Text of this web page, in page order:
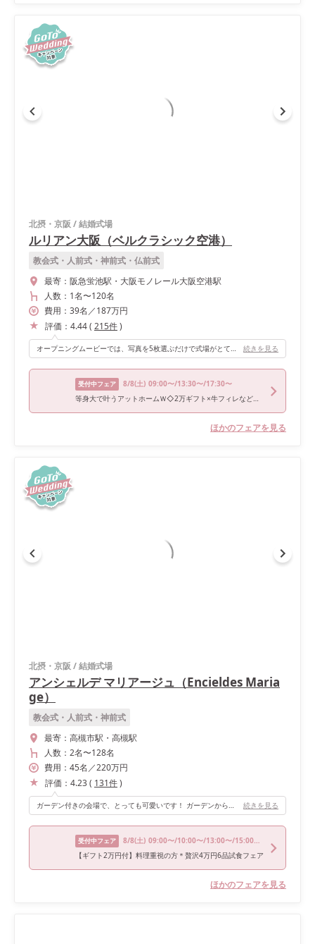
北摂・京阪 /結婚式場
ルリアン大阪（ベルクラシック空港）
教会式・人前式・神前式・仏前式
最寄： 阪急蛍池駅・大阪モノレール大阪空港駅
人数： 1名〜120名
費用： 39名 ／187万円
評価： 4.44( 215件)
オープニングムービーでは、写真を5枚選ぶだけで式場がとても可愛いオープニングムービーをつくってくれます！ 続きを見る
受付中フェア 8/8(土) 09:00〜/13:30〜/17:30〜
等身大で叶うアットホームＷ◇2万ギフト×牛フィレなど豪華試食
ほかのフェアを見る
北摂・京阪 /結婚式場
アンシェルデ マリアージュ（Encieldes Maria
ge）
教会式・人前式・神前式
最寄： 高槻市駅・高槻駅
人数： 2名〜128名
費用： 45名 ／220万円
評価： 4.23( 131件)
ガーデン付きの会場で、とっても可愛いです！ ガーデンからの光で明るい会場の雰囲気もお気に入りでした。 続きを見る
受付中フェア 8/8(土) 09:00〜/10:00〜/13:00〜/15:00〜/16:00〜
【ギフト2万円付】料理重視の方＊贅沢4万円6品試食フェア
ほかのフェアを見る